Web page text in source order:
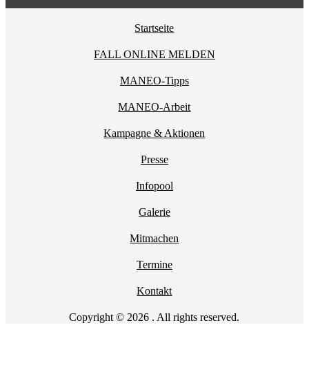
Startseite
FALL ONLINE MELDEN
MANEO-Tipps
MANEO-Arbeit
Kampagne & Aktionen
Presse
Infopool
Galerie
Mitmachen
Termine
Kontakt
Copyright © 2026 . All rights reserved.